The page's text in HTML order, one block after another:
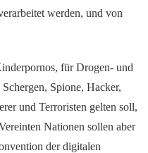
werden, und von
für Drogen- und
Spione, Hacker,
und Terroristen gelten soll,
Nationen sollen aber
der digitalen